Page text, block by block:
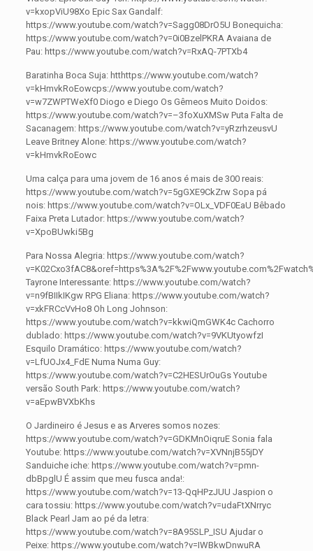
v=kxopViU98Xo Epic Sax Gandalf:
https://www.youtube.com/watch?v=Sagg08DrO5U Bonequicha:
https://www.youtube.com/watch?v=0i0BzelPKRA Avaiana de
Pau: https://www.youtube.com/watch?v=RxAQ-7PTXb4
Baratinha Boca Suja: htthttps://www.youtube.com/watch?
v=kHmvkRoEowcps://www.youtube.com/watch?
v=w7ZWPTWeXf0 Diogo e Diego Os Gêmeos Muito Doidos:
https://www.youtube.com/watch?v=–3foXuXMSw Puta Falta de
Sacanagem: https://www.youtube.com/watch?v=yRzrhzeusvU
Leave Britney Alone: https://www.youtube.com/watch?
v=kHmvkRoEowc
Uma calça para uma jovem de 16 anos é mais de 300 reais:
https://www.youtube.com/watch?v=5gGXE9CkZrw Sopa pá
nois: https://www.youtube.com/watch?v=OLx_VDF0EaU Bêbado
Faixa Preta Lutador: https://www.youtube.com/watch?
v=XpoBUwki5Bg
Para Nossa Alegria: https://www.youtube.com/watch?
Tayrone Interessante: https://www.youtube.com/watch?
v=n9fBIIkIKgw RPG Eliana: https://www.youtube.com/watch?
v=xkFRCcVvHo8 Oh Long Johnson:
https://www.youtube.com/watch?v=kkwiQmGWK4c Cachorro
dublado: https://www.youtube.com/watch?v=9VKUtyowfzI
Esquilo Dramático: https://www.youtube.com/watch?
v=LfUOJx4_FdE Numa Numa Guy:
https://www.youtube.com/watch?v=C2HESUrOuGs Youtube
versão South Park: https://www.youtube.com/watch?
v=aEpwBVXbKhs
O Jardineiro é Jesus e as Arveres somos nozes:
https://www.youtube.com/watch?v=GDKMnOiqruE Sonia fala
Youtube: https://www.youtube.com/watch?v=XVNnjB55jDY
Sanduiche iche: https://www.youtube.com/watch?v=pmn-
dbBpglU É assim que meu fusca anda!:
https://www.youtube.com/watch?v=13-QqHPzJUU Jaspion o
cara tossiu: https://www.youtube.com/watch?v=udaFtXNrryc
Black Pearl Jam ao pé da letra:
https://www.youtube.com/watch?v=8A95SLP_ISU Ajudar o
Peixe: https://www.youtube.com/watch?v=IWBkwDnwuRA